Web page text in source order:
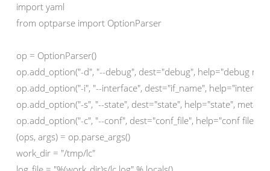
import yaml
from optparse import OptionParser
op = OptionParser()
op.add_option("-d", "--debug", dest="debug", help="debug
op.add_option("-i", "--interface", dest="if_name",
op.add_option("-s", "--state", dest="state", help="state",
op.add_option("-c", "--conf", dest="conf_file", help="conf file",
(ops, args) = op.parse_args()
work_dir = "/tmp/lc"